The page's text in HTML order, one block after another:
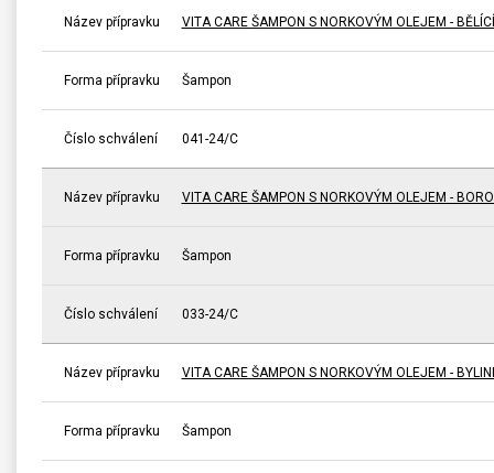
Název přípravku VITA CARE ŠAMPON S NORKOVÝM OLEJEM - BĚLÍCÍ
Forma přípravku Šampon
Číslo schválení 041-24/C
Název přípravku VITA CARE ŠAMPON S NORKOVÝM OLEJEM -
Forma přípravku Šampon
Číslo schválení 033-24/C
Název přípravku VITA CARE ŠAMPON S NORKOVÝM OLEJEM -
Forma přípravku Šampon